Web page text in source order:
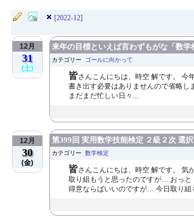
[2022-12]
12月
31
(土)
来年の目標といえば言わずもがな「数
カテゴリー ゴールに向かって
皆さんこんにちは、時空 解です。 今
書き出す必要はありませんので省略
まだまだ忙しい日々...
12月
30
(金)
第399回 実用数学技能検定 ２級２次 選
カテゴリー 数学検定
皆さんこんにちは、時空 解です。 気
取り組もうと思ったのですが… おっ
得意ならばいいのですが… 今日取り組